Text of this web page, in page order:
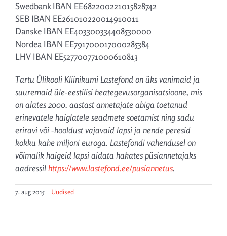
Swedbank IBAN EE682200221015828742
SEB IBAN EE261010220014910011
Danske IBAN EE403300334408530000
Nordea IBAN EE791700017000285384
LHV IBAN EE527700771000610813
Tartu Ülikooli Kliinikumi Lastefond on üks vanimaid ja
suuremaid üle-eestilisi heategevusorganisatsioone, mis
on alates 2000. aastast annetajate abiga toetanud
erinevatele haiglatele seadmete soetamist ning sadu
eriravi või -hooldust vajavaid lapsi ja nende peresid
kokku kahe miljoni euroga. Lastefondi vahendusel on
võimalik haigeid lapsi aidata hakates püsiannetajaks
aadressilhttps://www.lastefond.ee/pusiannetus.
7. aug 2015 | Uudised